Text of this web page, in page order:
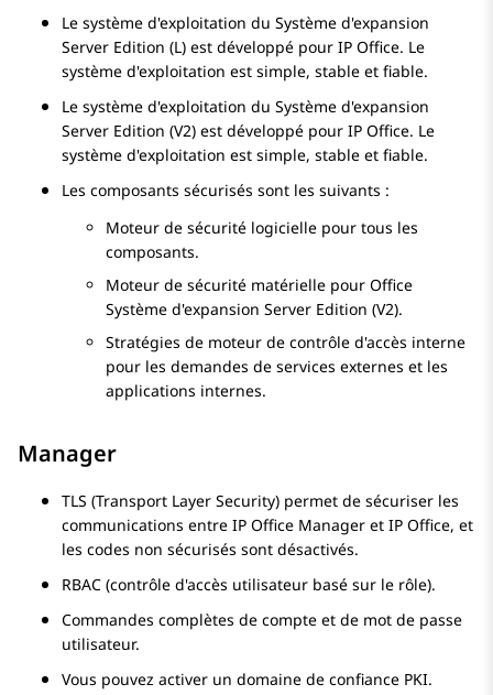
Le système d'exploitation du Système d'expansion
Server Edition (L) est développé pour IP Office. Le
système d'exploitation est simple, stable et fiable.
Le système d'exploitation du Système d'expansion
Server Edition (V2) est développé pour IP Office. Le
système d'exploitation est simple, stable et fiable.
Les composants sécurisés sont les suivants :
Moteur de sécurité logicielle pour tous les
composants.
Moteur de sécurité matérielle pour Office
Système d'expansion Server Edition (V2).
Stratégies de moteur de contrôle d'accès interne
pour les demandes de services externes et les
applications internes.
Manager
TLS (Transport Layer Security) permet de sécuriser les
communications entre IP Office Manager et IP Office, et
les codes non sécurisés sont désactivés.
RBAC (contrôle d'accès utilisateur basé sur le rôle).
Commandes complètes de compte et de mot de passe
utilisateur.
Vous pouvez activer un domaine de confiance PKI.